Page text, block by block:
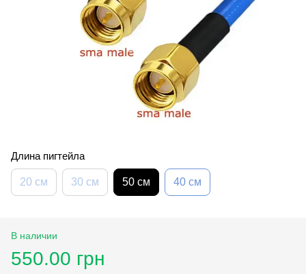
Длина пигтейла
20 см 30 см 50 см 40 см
В наличии
550.00 грн